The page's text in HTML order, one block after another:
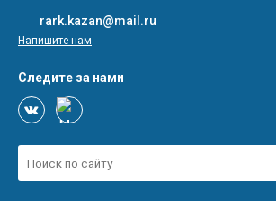
rark.kazan@mail.ru
Напишите нам
Следите за нами